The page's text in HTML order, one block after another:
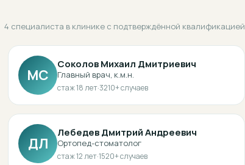
4 специалиста в клинике с подтверждённой квалификацией
МС
Соколов Михаил Дмитриевич
Главный врач, к.м.н.
стаж18лет·3210+ случаев
ДЛ
Лебедев Дмитрий Андреевич
Ортопед-стоматолог
стаж12лет·1520+ случаев